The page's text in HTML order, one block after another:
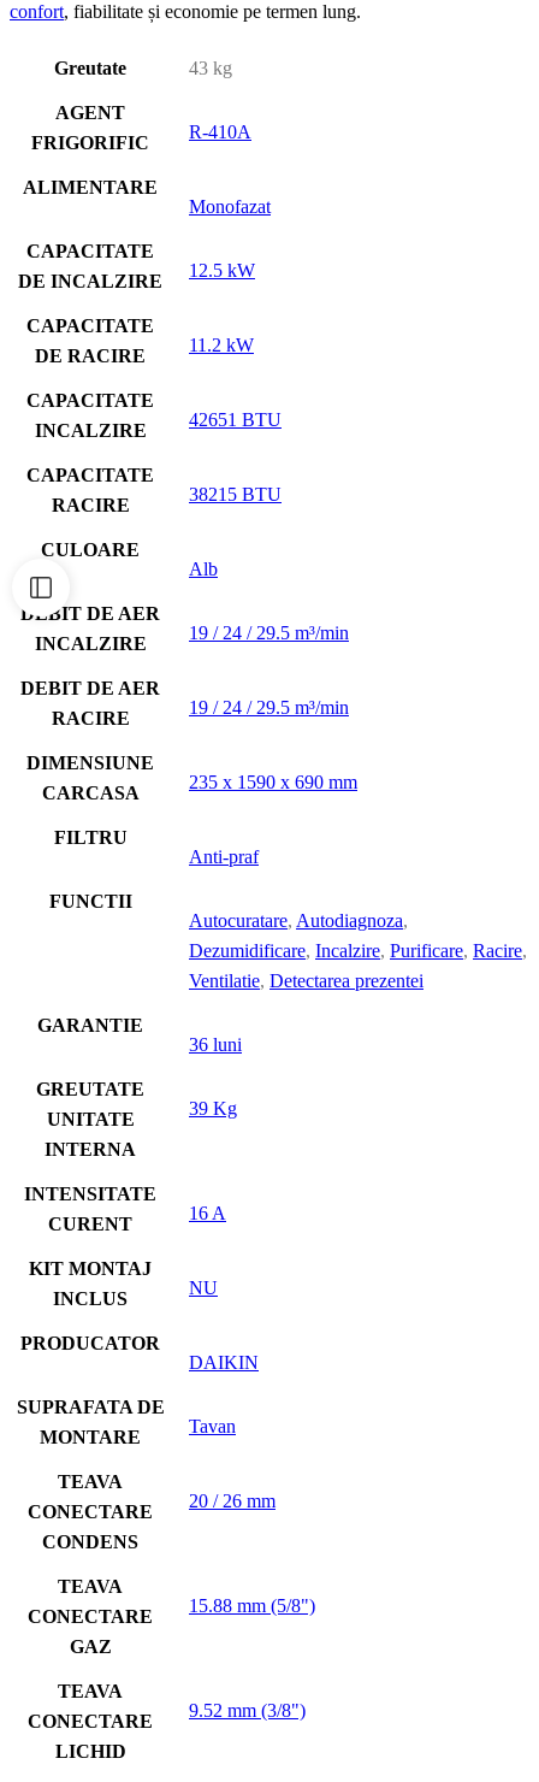
confort, fiabilitate și economie pe termen lung.
Greutate 43 kg
AGENT
FRIGORIFIC
R-410A
ALIMENTARE
Monofazat
CAPACITATE
DE INCALZIRE
12.5 kW
CAPACITATE
DE RACIRE
11.2 kW
CAPACITATE
INCALZIRE
42651 BTU
CAPACITATE
RACIRE
38215 BTU
CULOARE
Alb
DEBIT DE AER
INCALZIRE
19 / 24 / 29.5 m³/min
DEBIT DE AER
RACIRE
19 / 24 / 29.5 m³/min
DIMENSIUNE
CARCASA
235 x 1590 x 690 mm
FILTRU
Anti-praf
FUNCTII
Autocuratare, Autodiagnoza,
Dezumidificare, Incalzire, Purificare, Racire,
Ventilatie, Detectarea prezentei
GARANTIE
36 luni
GREUTATE
UNITATE
INTERNA
39 Kg
INTENSITATE
CURENT
16 A
KIT MONTAJ
INCLUS
NU
PRODUCATOR
DAIKIN
SUPRAFATA DE
MONTARE
Tavan
TEAVA
CONECTARE
CONDENS
20 / 26 mm
TEAVA
CONECTARE
GAZ
15.88 mm (5/8")
TEAVA
CONECTARE
LICHID
9.52 mm (3/8")